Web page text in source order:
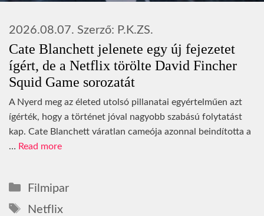
Cate Blanchett jelenete egy új fejezetet
ígért, de a Netflix törölte David Fincher
Squid Game sorozatát
2026.08.07. Szerző: P.K.ZS.
A Nyerd meg az életed utolsó pillanatai egyértelműen azt
ígérték, hogy a történet jóval nagyobb szabású folytatást
kap. Cate Blanchett váratlan cameója azonnal beindította a
… Read more
Kategória
Filmipar
Címkék
Netflix